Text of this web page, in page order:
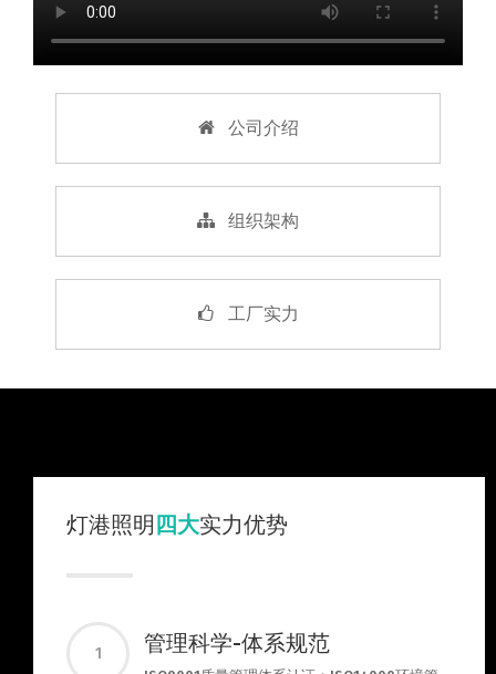
公司介绍
组织架构
工厂实力
灯港照明四大实力优势
1 管理科学-体系规范